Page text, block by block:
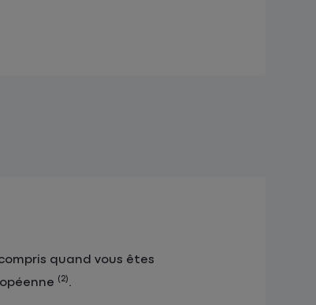
quand vous êtes
(2).